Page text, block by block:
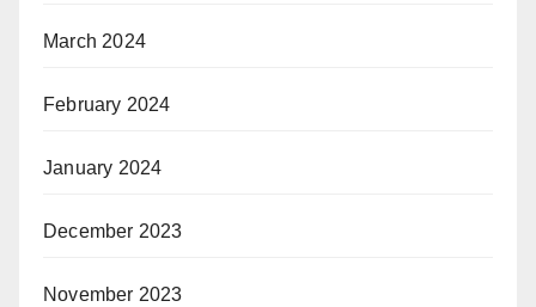
March 2024
February 2024
January 2024
December 2023
November 2023